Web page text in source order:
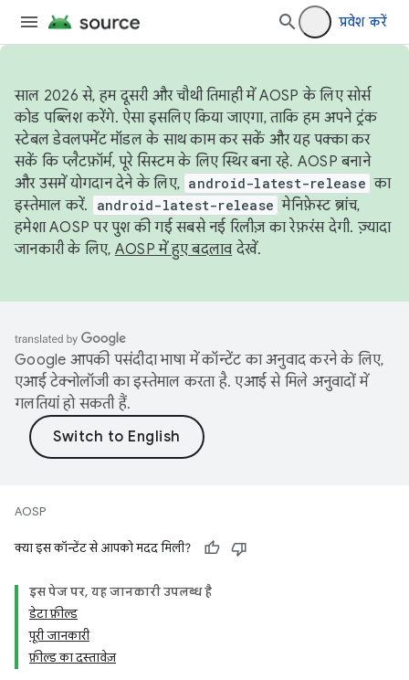
प्रवेश करें
साल 2026 से, हम दूसरी और चौथी तिमाही में AOSP के लिए सोर्स
कोड पब्लिश करेंगे. ऐसा इसलिए किया जाएगा, ताकि हम अपने ट्रंक
स्टेबल डेवलपमेंट मॉडल के साथ काम कर सकें और यह पक्का कर
सकें कि प्लैटफ़ॉर्म, पूरे सिस्टम के लिए स्थिर बना रहे. AOSP बनाने
और उसमें योगदान देने के लिए, android-latest-release का
इस्तेमाल करें.
android-latest-release मेनिफ़ेस्ट ब्रांच,
हमेशा AOSP पर पुश की गई सबसे नई रिलीज़ का रेफ़रंस देगी. ज़्यादा
जानकारी के लिए, AOSP में हुए बदलावदेखें.
Google आपकी पसंदीदा भाषा में कॉन्टेंट का अनुवाद करने के लिए,
एआई टेक्नोलॉजी का इस्तेमाल करता है. एआई से मिले अनुवादों में
गलतियां हो सकती हैं.
AOSP
क्या इस कॉन्टेंट से आपको मदद मिली?
इस पेज पर, यह जानकारी उपलब्ध है
डेटा फ़ील्ड
पूरी जानकारी
फ़ील्ड का दस्तावेज़